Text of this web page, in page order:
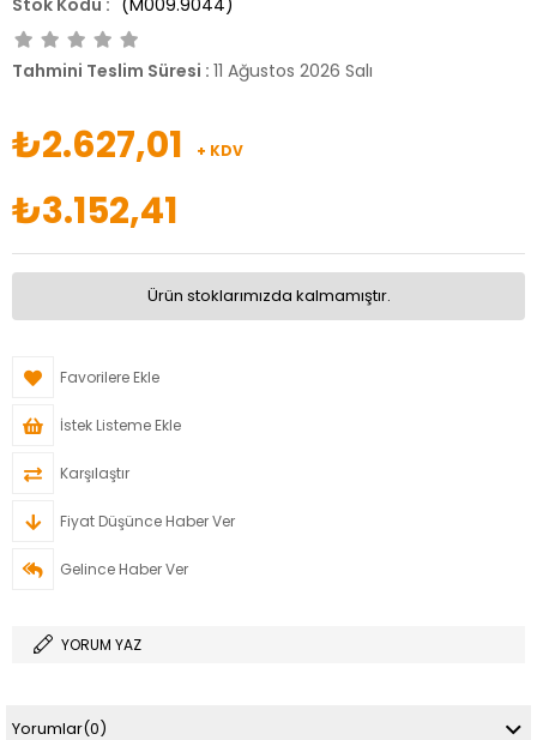
(M009.9044)
Tahmini Teslim Süresi : 11 Ağustos 2026 Salı
₺2.627,01 + KDV
₺3.152,41
Ürün stoklarımızda kalmamıştır.
Favorilere Ekle
İstek Listeme Ekle
Karşılaştır
Fiyat Düşünce Haber Ver
Gelince Haber Ver
YORUM YAZ
Yorumlar(0)